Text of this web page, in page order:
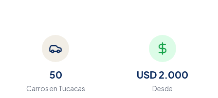
50
Carros en Tucacas
USD 2.000
Desde